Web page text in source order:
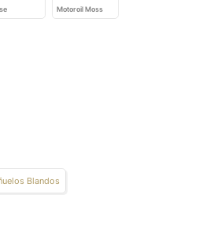
Motoroil Moss
Blandos